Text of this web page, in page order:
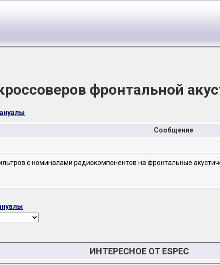
фронтальной
Сообщение
с номиналами радиокомпонентов на фронтальные
ИНТЕРЕСНОЕ ОТ ESPEC